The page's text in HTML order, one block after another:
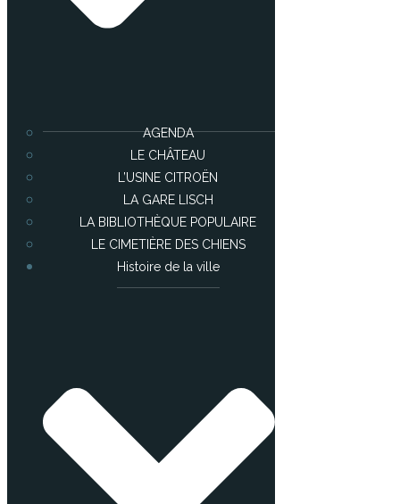
AGENDA
LE CHÂTEAU
L’USINE CITROËN
LA GARE LISCH
LA BIBLIOTHÈQUE POPULAIRE
LE CIMETIÈRE DES CHIENS
Histoire de la ville